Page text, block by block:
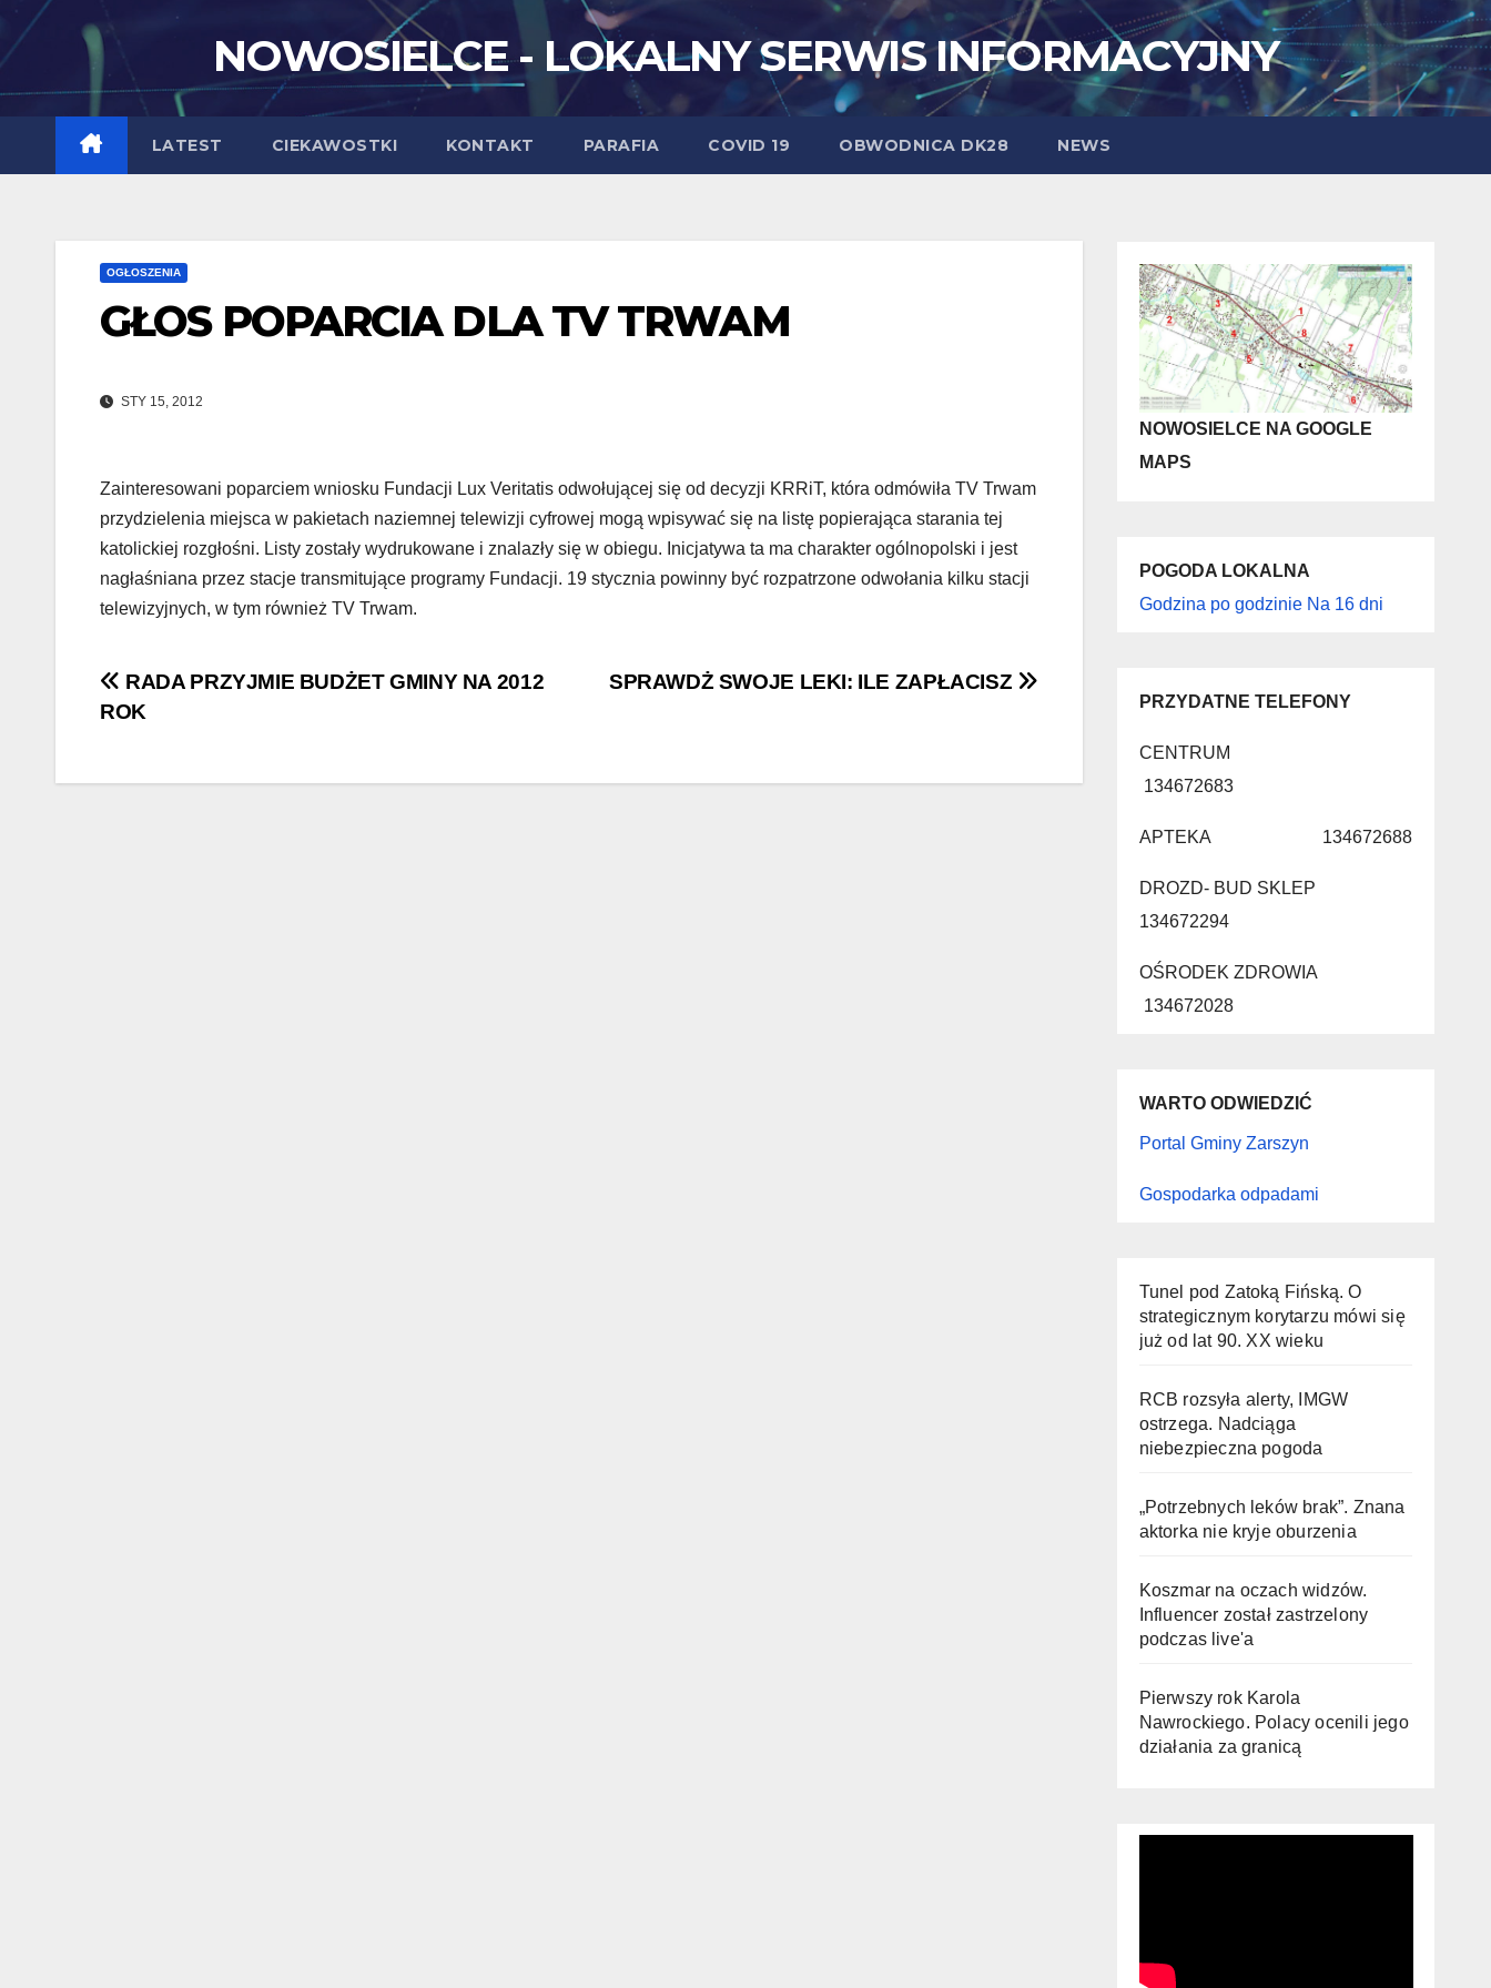
Skip
to
NOWOSIELCE - LOKALNY SERWIS INFORMACYJNY
LATEST CIEKAWOSTKI KONTAKT PARAFIA COVID 19 OBWODNICA DK28 NEWS
OGŁOSZENIA
GŁOS POPARCIA DLA TV TRWAM
STY 15, 2012
Zainteresowani poparciem wniosku Fundacji Lux Veritatis odwołującej się od decyzji KRRiT, która odmówiła TV Trwam
przydzielenia miejsca w pakietach naziemnej telewizji cyfrowej mogą wpisywać się na listę popierająca starania tej
katolickiej rozgłośni. Listy zostały wydrukowane i znalazły się w obiegu. Inicjatywa ta ma charakter ogólnopolski i jest
nagłaśniana przez stacje transmitujące programy Fundacji. 19 stycznia powinny być rozpatrzone odwołania kilku stacji
telewizyjnych, w tym również TV Trwam.
Nawigacja
SPRAWDŻ SWOJE LEKI: ILE ZAPŁACISZ
RADA PRZYJMIE BUDŻET GMINY NA 2012
ROK
NOWOSIELCE NA GOOGLE
MAPS
POGODA LOKALNA
Godzina po godzinie Na 16 dni
PRZYDATNE TELEFONY
CENTRUM
134672683
APTEKA 134672688
DROZD- BUD SKLEP
134672294
OŚRODEK ZDROWIA
134672028
WARTO ODWIEDZIĆ
Portal Gminy Zarszyn
Gospodarka odpadami
Tunel pod Zatoką Fińską. O
strategicznym korytarzu mówi się
już od lat 90. XX wieku
RCB rozsyła alerty, IMGW
ostrzega. Nadciąga
niebezpieczna pogoda
„Potrzebnych leków brak”. Znana
aktorka nie kryje oburzenia
Koszmar na oczach widzów.
Influencer został zastrzelony
podczas live'a
Pierwszy rok Karola
Nawrockiego. Polacy ocenili jego
działania za granicą